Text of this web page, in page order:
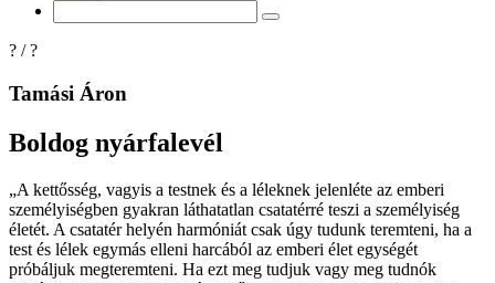
? /?
Tamási Áron
Boldog nyárfalevél
„A kettősség, vagyis a testnek és a léleknek jelenléte az emberi
személyiségben gyakran láthatatlan csatatérré teszi a személyiség
életét. A csatatér helyén harmóniát csak úgy tudunk teremteni, ha a
test és lélek egymás elleni harcából az emberi élet egységét
próbáljuk megteremteni. Ha ezt meg tudjuk vagy meg tudnók